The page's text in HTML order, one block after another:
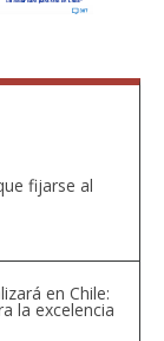
fijarse al
en Chile:
la excelencia